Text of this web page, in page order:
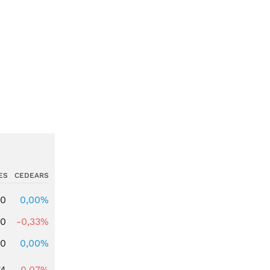
CEDEARS
0,00%
-0,33%
0,00%